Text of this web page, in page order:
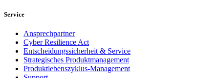
Service
Ansprechpartner
Cyber Resilience Act
Entscheidungssicherheit & Service
Strategisches Produktmanagement
Produktlebenszyklus-Management